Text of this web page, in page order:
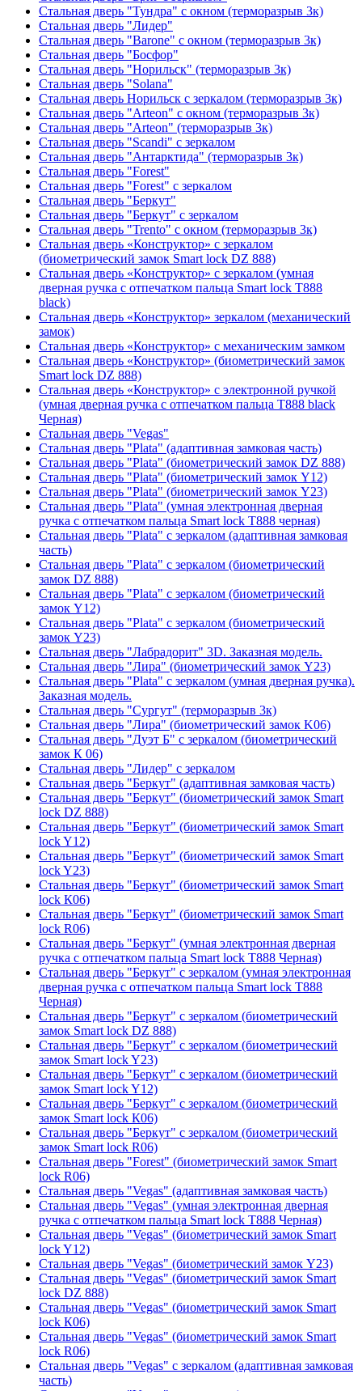
Стальная дверь "Тундра" с окном (терморазрыв 3к)
Стальная дверь "Лидер"
Стальная дверь "Barone" с окном (терморазрыв 3к)
Стальная дверь "Босфор"
Стальная дверь "Норильск" (терморазрыв 3к)
Стальная дверь "Solana"
Стальная дверь Норильск с зеркалом (терморазрыв 3к)
Стальная дверь "Arteon" с окном (терморазрыв 3к)
Стальная дверь "Arteon" (терморазрыв 3к)
Стальная дверь "Scandi" с зеркалом
Стальная дверь "Антарктида" (терморазрыв 3к)
Стальная дверь "Forest"
Стальная дверь "Forest" с зеркалом
Стальная дверь "Беркут"
Стальная дверь "Беркут" с зеркалом
Стальная дверь "Trento" с окном (терморазрыв 3к)
Стальная дверь «Конструктор» с зеркалом
(биометрический замок Smart lock DZ 888)
Стальная дверь «Конструктор» с зеркалом (умная
дверная ручка с отпечатком пальца Smart lock T888
black)
Стальная дверь «Конструктор» зеркалом (механический
замок)
Стальная дверь «Конструктор» с механическим замком
Стальная дверь «Конструктор» (биометрический замок
Smart lock DZ 888)
Стальная дверь «Конструктор» с электронной ручкой
(умная дверная ручка с отпечатком пальца T888 black
Черная)
Стальная дверь "Vegas"
Стальная дверь "Plata" (адаптивная замковая часть)
Стальная дверь "Plata" (биометрический замок DZ 888)
Стальная дверь "Plata" (биометрический замок Y12)
Стальная дверь "Plata" (биометрический замок Y23)
Стальная дверь "Plata" (умная электронная дверная
ручка с отпечатком пальца Smart lock T888 черная)
Стальная дверь "Plata" с зеркалом (адаптивная замковая
часть)
Стальная дверь "Plata" с зеркалом (биометрический
замок DZ 888)
Стальная дверь "Plata" с зеркалом (биометрический
замок Y12)
Стальная дверь "Plata" с зеркалом (биометрический
замок Y23)
Стальная дверь "Лабрадорит" 3D. Заказная модель.
Стальная дверь "Лира" (биометрический замок Y23)
Стальная дверь "Plata" с зеркалом (умная дверная ручка).
Заказная модель.
Стальная дверь "Сургут" (терморазрыв 3к)
Стальная дверь "Лира" (биометрический замок K06)
Стальная дверь "Дуэт Б" с зеркалом (биометрический
замок К 06)
Стальная дверь "Лидер" с зеркалом
Стальная дверь "Беркут" (адаптивная замковая часть)
Стальная дверь "Беркут" (биометрический замок Smart
lock DZ 888)
Стальная дверь "Беркут" (биометрический замок Smart
lock Y12)
Стальная дверь "Беркут" (биометрический замок Smart
lock Y23)
Стальная дверь "Беркут" (биометрический замок Smart
lock К06)
Стальная дверь "Беркут" (биометрический замок Smart
lock R06)
Стальная дверь "Беркут" (умная электронная дверная
ручка с отпечатком пальца Smart lock T888 Черная)
Стальная дверь "Беркут" с зеркалом (умная электронная
дверная ручка с отпечатком пальца Smart lock T888
Черная)
Стальная дверь "Беркут" с зеркалом (биометрический
замок Smart lock DZ 888)
Стальная дверь "Беркут" с зеркалом (биометрический
замок Smart lock Y23)
Стальная дверь "Беркут" с зеркалом (биометрический
замок Smart lock Y12)
Стальная дверь "Беркут" с зеркалом (биометрический
замок Smart lock К06)
Стальная дверь "Беркут" с зеркалом (биометрический
замок Smart lock R06)
Стальная дверь "Forest" (биометрический замок Smart
lock R06)
Стальная дверь "Vegas" (адаптивная замковая часть)
Стальная дверь "Vegas" (умная электронная дверная
ручка с отпечатком пальца Smart lock T888 Черная)
Стальная дверь "Vegas" (биометрический замок Smart
lock Y12)
Стальная дверь "Vegas" (биометрический замок Y23)
Стальная дверь "Vegas" (биометрический замок Smart
lock DZ 888)
Стальная дверь "Vegas" (биометрический замок Smart
lock К06)
Стальная дверь "Vegas" (биометрический замок Smart
lock R06)
Стальная дверь "Vegas" с зеркалом (адаптивная замковая
часть)